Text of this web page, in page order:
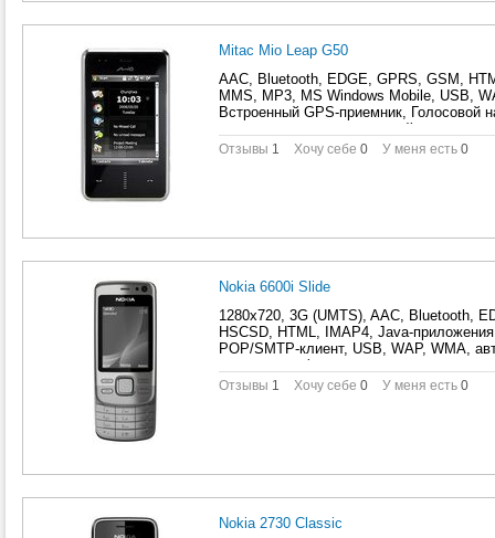
Mitac Mio Leap G50
AAC, Bluetooth, EDGE, GPRS, GSM,
MMS, MP3, MS Windows Mobile, USB,
Встроенный GPS-приемник, Голосовой
видеороликов, классический,
файлов MS Office, Профиль A2DP,
Отзывы 1 Хочу себе 0 У меня есть 0
Nokia 6600i Slide
1280x720, 3G (UMTS), AAC, Bluetooth,
HSCSD, HTML, IMAP4, Java-
POP/SMTP-клиент, USB, WAP, WMA,
экрана, автофокус, будильник, ввод
встроенная, голосовое управление,
Отзывы 1 Хочу себе 0 У меня есть 0
Nokia 2730 Classic